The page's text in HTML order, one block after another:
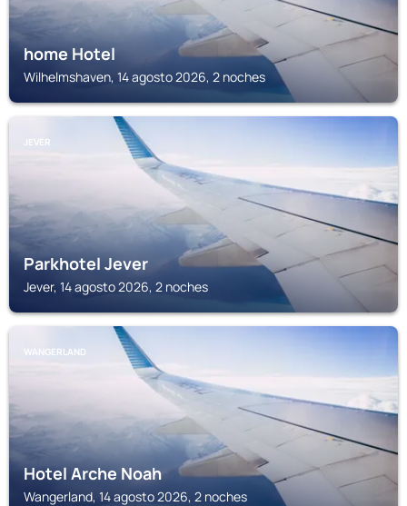
home Hotel
Wilhelmshaven, 14 agosto 2026, 2 noches
JEVER
Parkhotel Jever
Jever, 14 agosto 2026, 2 noches
WANGERLAND
Hotel Arche Noah
Wangerland, 14 agosto 2026, 2 noches